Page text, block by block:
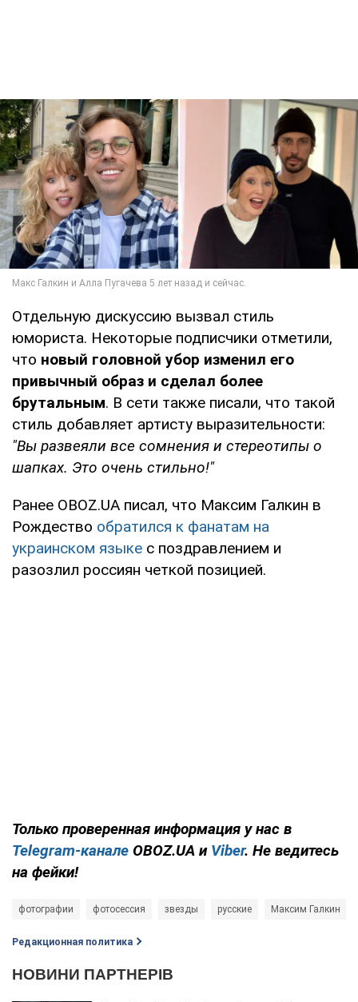
Отдельную дискуссию вызвал стиль
юмориста. Некоторые подписчики отметили,
что новый головной убор изменил его
привычный образ и сделал более
брутальным. В сети также писали, что такой
стиль добавляет артисту выразительности:
"Вы развеяли все сомнения и стереотипы о
шапках. Это очень стильно!"
Ранее OBOZ.UA писал, что Максим Галкин в
Рождество обратился к фанатам на
украинском языке с поздравлением и
разозлил россиян четкой позицией.
Только проверенная информация у нас в
Telegram-канале OBOZ.UA и Viber. Не ведитесь
на фейки!
фотографии фотосессия звезды русские Максим Галкин
Редакционная политика